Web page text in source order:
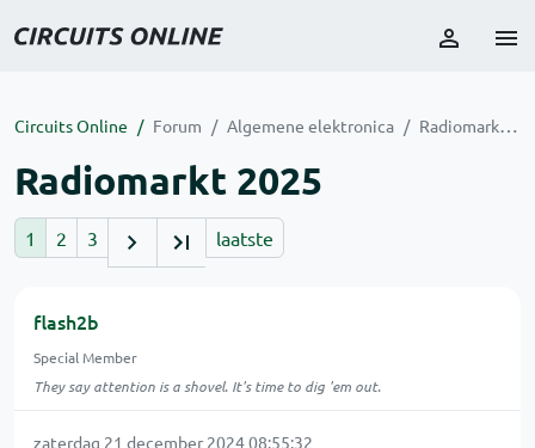
Circuits Online Forum Algemene elektronica Radiomarkt 2025
Radiomarkt 2025
1 2 3 laatste
flash2b
Special Member
They say attention is a shovel. It's time to dig 'em out.
zaterdag 21 december 2024 08:55:32